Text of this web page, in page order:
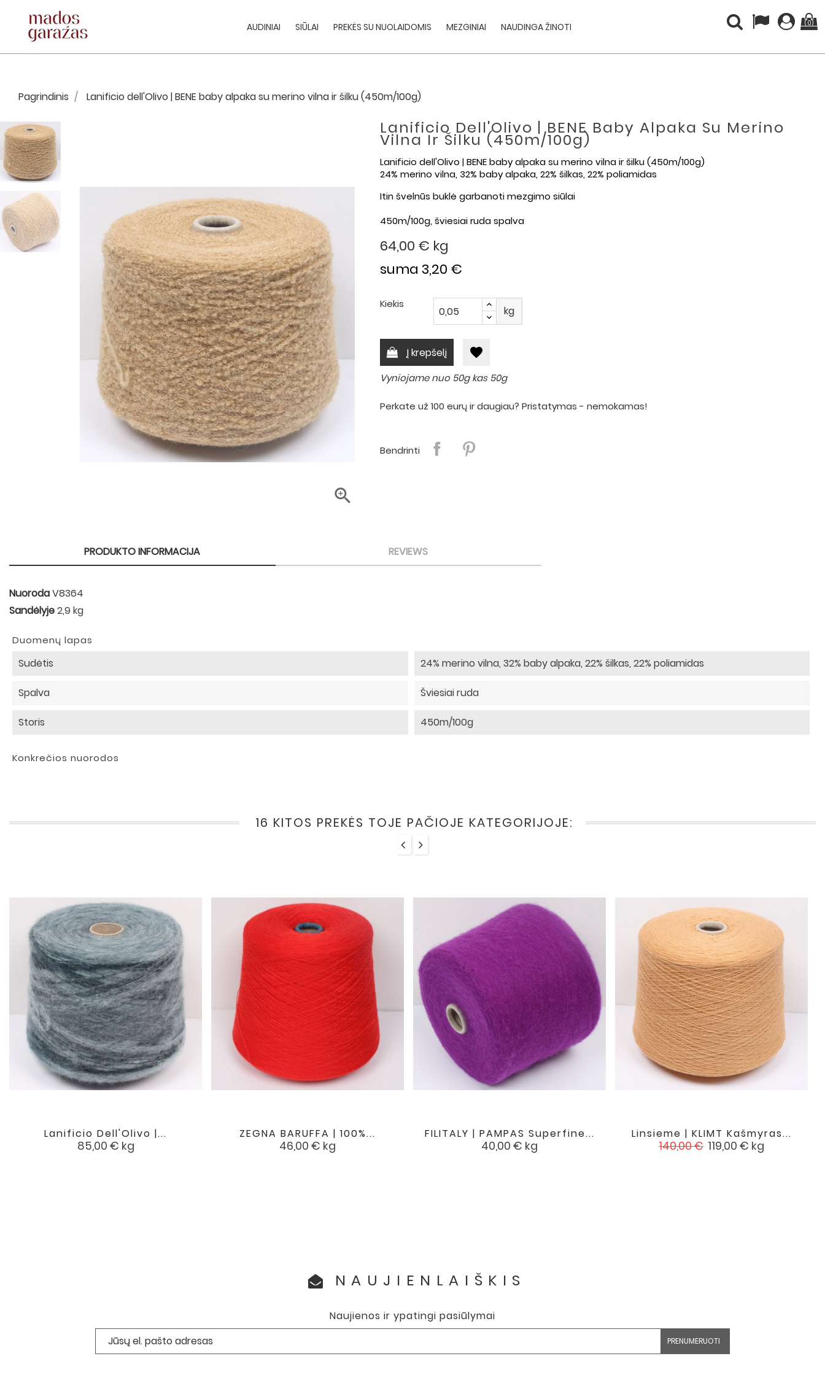
AUDINIAI SIŪLAI PREKĖS SU NUOLAIDOMIS MEZGINIAI NAUDINGA ŽINOTI (0)
Pagrindinis Lanificio dell'Olivo | BENE baby alpaka su merino vilna ir šilku (450m/100g)

Lanificio Dell'Olivo | BENE Baby Alpaka Su Merino
Vilna Ir Šilku (450m/100g)
Lanificio dell'Olivo | BENE baby alpaka su merino vilna ir šilku (450m/100g)
24% merino vilna, 32% baby alpaka, 22% šilkas, 22% poliamidas
Itin švelnūs buklė garbanoti mezgimo siūlai
450m/100g, šviesiai ruda spalva
64,00 € kg
suma 3,20 €
Kiekis
kg
Į krepšelį favorite
Vyniojame nuo 50g kas 50g
Perkate už 100 eurų ir daugiau? Pristatymas - nemokamas!
Bendrinti
PRODUKTO INFORMACIJA REVIEWS
NuorodaV8364
Sandėlyje2,9 kg
Duomenų lapas
Sudėtis 24% merino vilna, 32% baby alpaka, 22% šilkas, 22% poliamidas
Spalva Šviesiai ruda
Storis 450m/100g
Konkrečios nuorodos
16 KITOS PREKĖS TOJE PAČIOJE KATEGORIJOJE:
Lanificio Dell'Olivo |...
Kaina
85,00 € kg
 favorite
ZEGNA BARUFFA | 100%...
Kaina
46,00 € kg
 FILITALY | PAMPAS Superfine...
Kaina
40,00 € kg
 Linsieme | KLIMT Kašmyras...
Įprasta
140,00 € Kaina
119,00 € kg
 favorite
NAUJIENLAIŠKIS
Naujienos ir ypatingi pasiūlymai